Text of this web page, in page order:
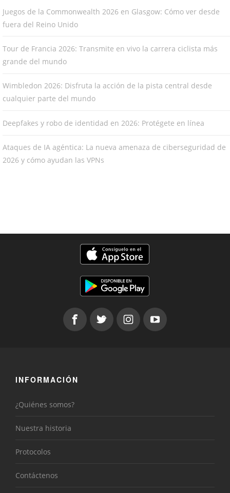
Juegos de la Commonwealth 2026 en Glasgow: Cómo ver desde
fuera del Reino Unido
Tour de Francia 2026: Transmite en vivo la carrera ciclista más
grande del mundo
Wimbledon 2026: Disfruta la acción de la pista central desde
cualquier parte del mundo
Deepfakes y robo de identidad en 2026: Protégete en línea
Ataques de IA agéntica: La nueva amenaza de ciberseguridad de
2026 y cómo ayudan las VPNs
INFORMACIÓN
¿Quiénes somos?
Nuestra historia
Protocolos
Contáctenos